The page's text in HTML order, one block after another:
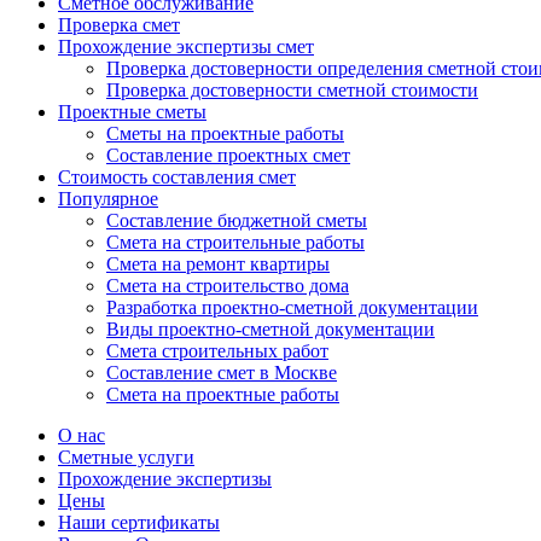
Проверка смет
Прохождение экспертизы смет
Проверка достоверности определения сметной
Проверка достоверности сметной стоимости
Проектные сметы
Сметы на проектные работы
Составление проектных смет
Стоимость составления смет
Популярное
Составление бюджетной сметы
Cмета на строительные работы
Смета на ремонт квартиры
Смета на строительство дома
Разработка проектно-сметной документации
Виды проектно-сметной документации
Смета строительных работ
Составление смет в Москве
Смета на проектные работы
О нас
Сметные услуги
Прохождение экспертизы
Цены
Наши сертификаты